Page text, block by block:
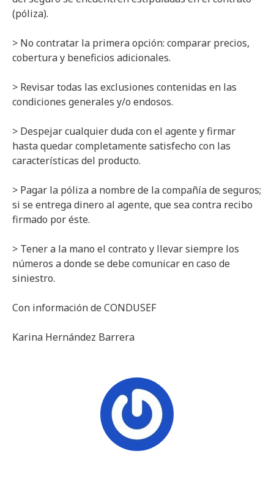
(póliza).
> No contratar la primera opción: comparar precios,
cobertura y beneficios adicionales.
> Revisar todas las exclusiones contenidas en las
condiciones generales y/o endosos.
> Despejar cualquier duda con el agente y firmar
hasta quedar completamente satisfecho con las
características del producto.
> Pagar la póliza a nombre de la compañía de seguros;
si se entrega dinero al agente, que sea contra recibo
firmado por éste.
> Tener a la mano el contrato y llevar siempre los
números a donde se debe comunicar en caso de
siniestro.
Con información de CONDUSEF
Karina Hernández Barrera